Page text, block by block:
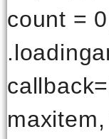
count =